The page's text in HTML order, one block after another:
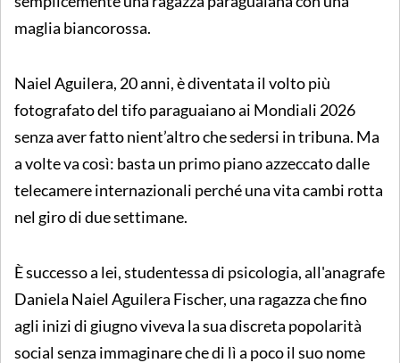
maglia biancorossa.
Naiel Aguilera, 20 anni, è diventata il volto più
fotografato del tifo paraguaiano ai Mondiali 2026
senza aver fatto nient’altro che sedersi in tribuna. Ma
a volte va così: basta un primo piano azzeccato dalle
telecamere internazionali perché una vita cambi rotta
nel giro di due settimane.
È successo a lei, studentessa di psicologia, all'anagrafe
Daniela Naiel Aguilera Fischer, una ragazza che fino
agli inizi di giugno viveva la sua discreta popolarità
social senza immaginare che di lì a poco il suo nome